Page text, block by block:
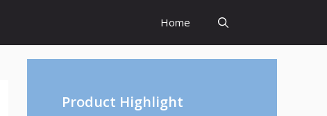
Home
Product Highlight